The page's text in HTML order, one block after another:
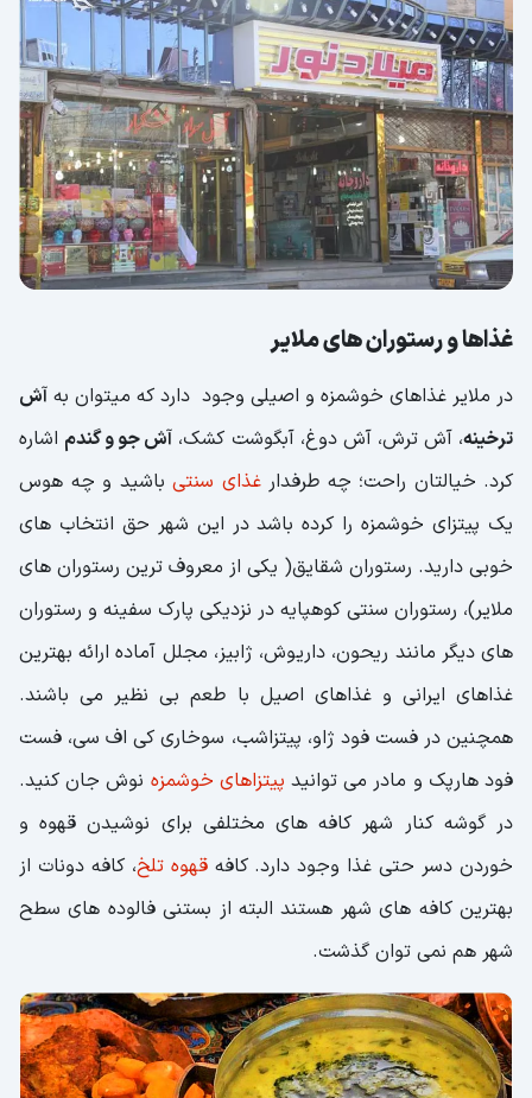
غذاها و رستوران های ملایر
در ملایر غذاهای خوشمزه و اصیلی وجود دارد که میتوان به آش
ترخینه، آش ترش، آش دوغ، آبگوشت کشک، آش جو و گندم اشاره
کرد. خیالتان راحت؛ چه طرفدارغذای سنتی باشید و چه هوس
یک پیتزای خوشمزه را کرده باشد در این شهر حق انتخاب های
خوبی دارید. رستوران شقایق( یکی از معروف ترین رستوران های
ملایر)، رستوران سنتی کوهپایه در نزدیکی پارک سفینه و رستوران
های دیگر مانند ریحون، داریوش، ژابیز، مجلل آماده ارائه بهترین
غذاهای ایرانی و غذاهای اصیل با طعم بی نظیر می باشند.
همچنین در فست فود ژاو، پیتزاشب، سوخاری کی اف سی، فست
فود هارپک و مادر می توانید پیتزاهای خوشمزه نوش جان کنید.
در گوشه کنار شهر کافه های مختلفی برای نوشیدن قهوه و
خوردن دسر حتی غذا وجود دارد. کافهقهوه تلخ، کافه دونات از
بهترین کافه های شهر هستند البته از بستنی فالوده های سطح
شهر هم نمی توان گذشت.